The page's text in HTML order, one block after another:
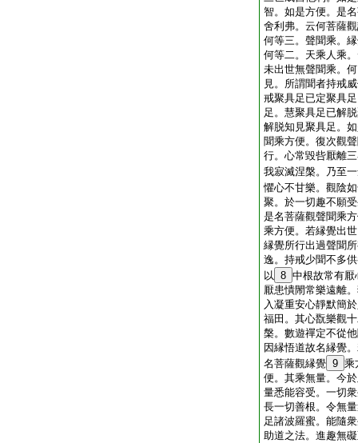
智。如是方便。是
舍利弗。云何菩薩
何等三。聲聞乘。
何等二。天乘人乘
未出世無聲聞乘。
見。所謂聞者持戒
戒聚具足已定聚具
足。慧聚具足已解
解脱知見聚具足。
聞乘方便。復次觀
行。心常毀呰厭離
我寂滅涅槃。乃至
懼心不甘樂。觀陰
聚。於一切趣不願
是名菩薩觀聲聞乘
乘方便。若縁覺出
縁覺所行出過聲聞
逸。持戒少聞不多
以 8 中根故常有厭
厭患憒閙常樂遠離
入凝重安心靜默簡
福田。其心翫樂觀
槃。數遊禪定不從
因縁悟道故名縁覺
名菩薩觀縁覺 9 乘
便。其乘無量。今
量悉能容受。一切
長一切善根。令無
足諸波羅蜜。能隨
助道之法。進趣無